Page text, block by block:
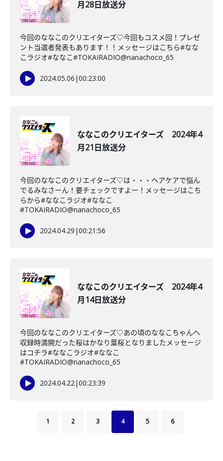
月28日放送分
今回のななこのクリエイターズ♡今回もコスメ回！プレゼ
ント当選者発表もあります！！メッセージはこちら#なな
こラジオ#ななこ#TOKAIRADIO@nanachoco_65
2024.05.06 |00:23:00
ななこのクリエイターズ 2024年4
月21日放送分
今回のななこのクリエイターズ♡は・・・ヘアケアで悩ん
でるみなさーん！要チェックですよー！メッセージはこち
らから#ななこラジオ#ななこ
#TOKAIRADIO@nanachoco_65
2024.04.29 |00:21:56
ななこのクリエイターズ 2024年4
月14日放送分
今回のななこのクリエイターズ♡あの頃のななこちゃんへ
収録時満開だった桜はかなり葉桜となりましたメッセージ
はコチラ#ななこラジオ#ななこ
#TOKAIRADIO@nanachoco_65
2024.04.22|00:23:39
1 2 3 4 5 6